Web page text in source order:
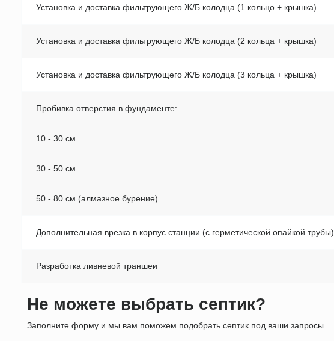
Установка и доставка фильтрующего Ж/Б колодца (1 кольцо + крышка)
Установка и доставка фильтрующего Ж/Б колодца (2 кольца + крышка)
Установка и доставка фильтрующего Ж/Б колодца (3 кольца + крышка)
Пробивка отверстия в фундаменте:
10 - 30 см
30 - 50 см
50 - 80 см (алмазное бурение)
Дополнительная врезка в корпус станции (с герметической опайкой трубы)
Разработка ливневой траншеи
Не можете выбрать септик?
Заполните форму и мы вам поможем подобрать септик под ваши запросы